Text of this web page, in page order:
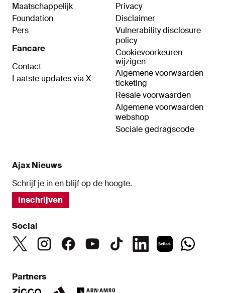
Maatschappelijk
Foundation
Pers
Fancare
Contact
Laatste updates via X
Privacy
Disclaimer
Vulnerability disclosure
policy
Cookievoorkeuren
wijzigen
Algemene voorwaarden
ticketing
Resale voorwaarden
Algemene voorwaarden
webshop
Sociale gedragscode
Ajax Nieuws
Schrijf je in en blijf op de hoogte.
Inschrijven
Social
Partners